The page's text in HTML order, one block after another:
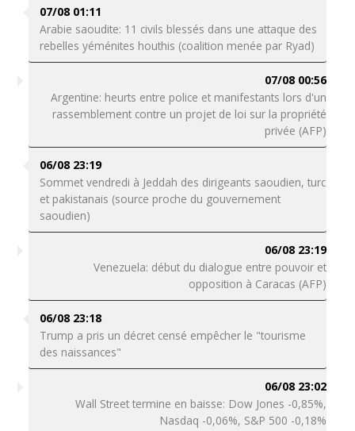
07/08 01:11
Arabie saoudite: 11 civils blessés dans une attaque des
rebelles yéménites houthis (coalition menée par Ryad)
07/08 00:56
Argentine: heurts entre police et manifestants lors d'un
rassemblement contre un projet de loi sur la propriété
privée (AFP)
06/08 23:19
Sommet vendredi à Jeddah des dirigeants saoudien, turc
et pakistanais (source proche du gouvernement
saoudien)
06/08 23:19
Venezuela: début du dialogue entre pouvoir et
opposition à Caracas (AFP)
06/08 23:18
Trump a pris un décret censé empêcher le "tourisme
des naissances"
06/08 23:02
Wall Street termine en baisse: Dow Jones -0,85%,
Nasdaq -0,06%, S&P 500 -0,18%